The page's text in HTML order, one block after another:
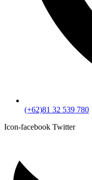
(+62)81 32 539 780
Icon-facebook Twitter